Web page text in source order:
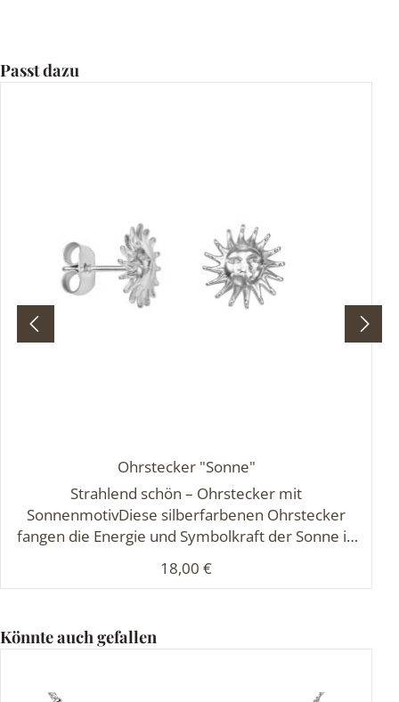
Produktgalerie überspringen
Passt dazu
Ohrstecker "Sonne"
Strahlend schön – Ohrstecker mit
SonnenmotivDiese silberfarbenen Ohrstecker
fangen die Energie und Symbolkraft der Sonne in
Durchmesser von 1 cm und einer fein
verspielt als auch kraftvoll wirkt. Gefertigt aus
Regulärer Preis:
18,00 €
Produktgalerie überspringen
Könnte auch gefallen